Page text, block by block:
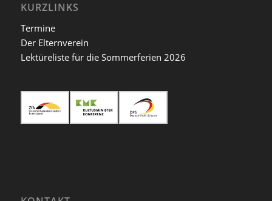
KURZLINKS
Termine
Der Elternverein
Lektüreliste für die Sommerferien 2026